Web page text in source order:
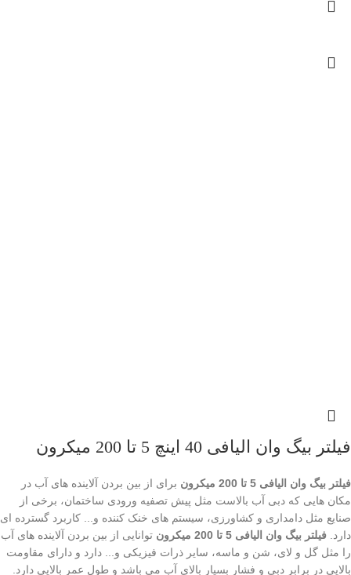
فیلتر بیگ وان الیافی 40 اینچ 5 تا 200 میکرون
فیلتر بیگ وان الیافی 5 تا 200 میکرون
برای از بین بردن آلاینده های آب در
مکان هایی که دبی آب بالاست مثل پیش تصفیه ورودی ساختمان، برخی از
صنایع مثل دامداری و کشاورزی، سیستم های خنک کننده و... کاربرد گسترده ای
دارد. فیلتر بیگ وان الیافی 5 تا 200 میکرون
توانایی از بین بردن آلاینده های آب
را مثل گل و لای، شن و ماسه، سایر ذرات فیزیکی و... دارد و دارای مقاومت
بالایی در برابر دبی و فشار بسیار بالای آب می باشد و طول عمر بالایی دارد.